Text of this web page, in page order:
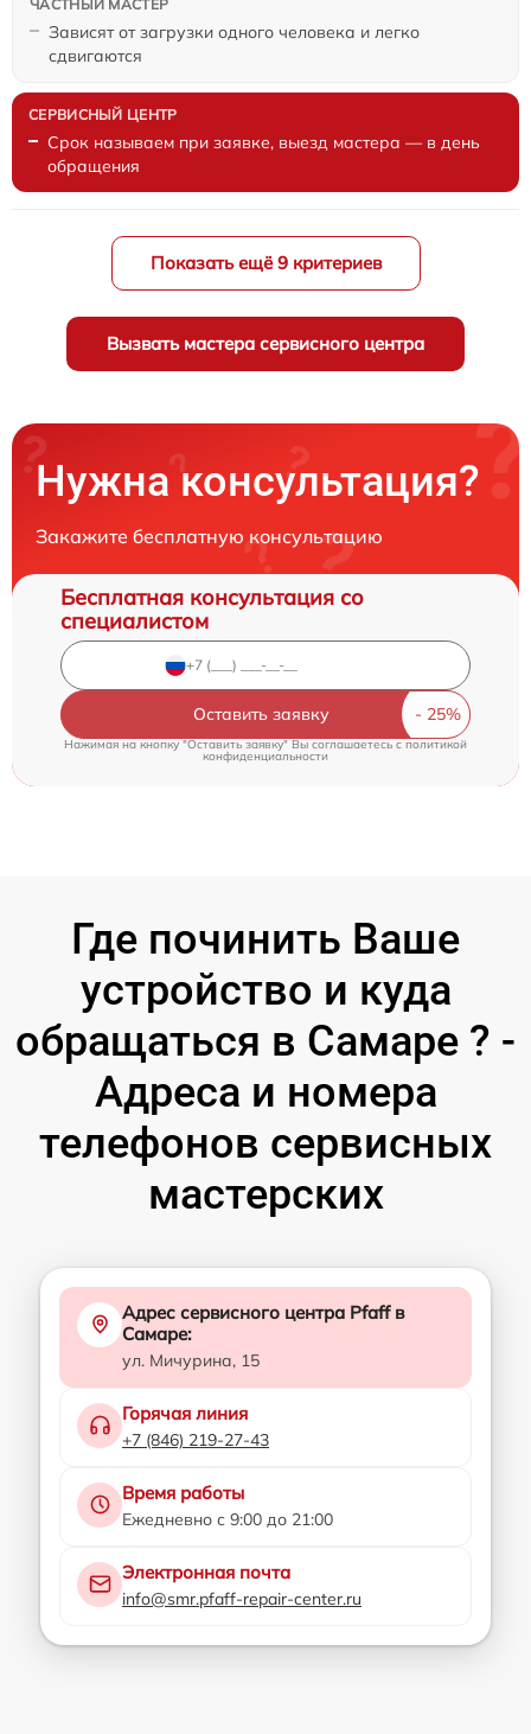
Зависят от загрузки одного человека и легко
сдвигаются
Срок называем при заявке, выезд мастера — в день
обращения
Показать ещё 9 критериев
Вызвать мастера сервисного центра
Нужна консультация?
Закажите бесплатную консультацию
Бесплатная консультация со
специалистом
Оставить заявку
Нажимая на кнопку "Оставить заявку" Вы соглашаетесь cполитикой
конфиденциальности
Где починить Ваше
устройство и куда
обращаться в Самаре ? -
Адреса и номера
телефонов сервисных
мастерских
Адрес сервисного центра Pfaff в
Самаре:
ул. Мичурина, 15
Горячая линия
+7 (846) 219-27-43
Время работы
Ежедневно с 9:00 до 21:00
Электронная почта
info@smr.pfaff-repair-center.ru